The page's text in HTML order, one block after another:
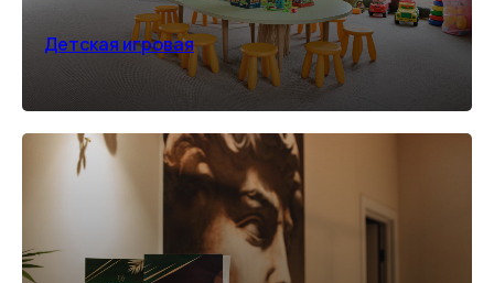
Детская игровая